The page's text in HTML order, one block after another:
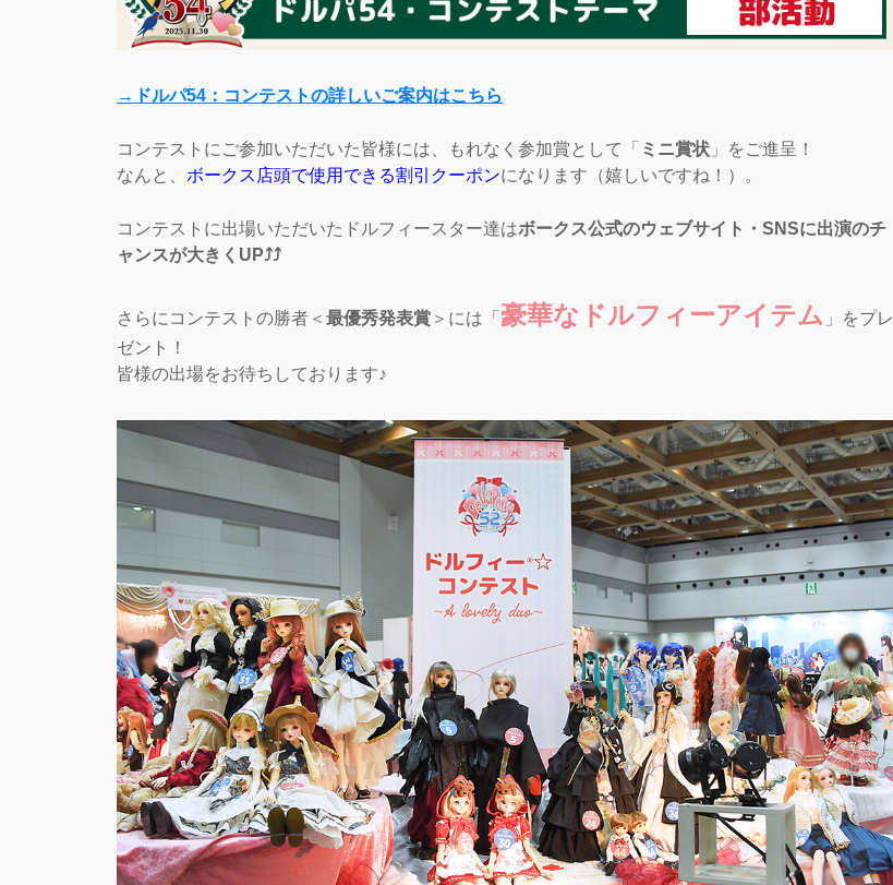
→ドルパ54：コンテストの詳しいご案内はこちら
コンテストにご参加いただいた皆様には、もれなく参加賞として「 ミニ賞状 」をご進呈！
なんと、 ボークス店頭で使用できる割引クーポンになります（嬉しいですね！）。
コンテストに出場いただいたドルフィースター達はボークス公式のウェブサイト・SNSに出演のチ
ャンスが大きくUP⤴⤴
さらにコンテストの勝者＜ 最優秀発表賞 ＞には「 豪華なドルフィーアイテム 」をプレ
ゼント！
皆様の出場をお待ちしております♪